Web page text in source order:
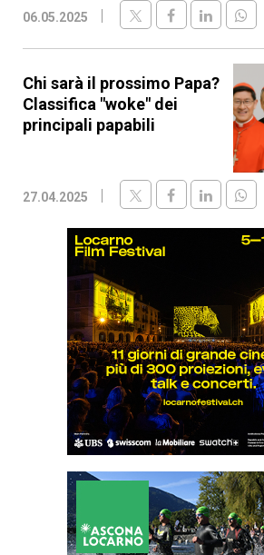
06.05.2025
Chi sarà il prossimo Papa?
Classifica "woke" dei
principali papabili
27.04.2025